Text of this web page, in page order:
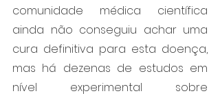
comunidade médica científica
ainda não conseguiu achar uma
cura definitiva para esta doença,
mas há dezenas de estudos em
nível experimental sobre